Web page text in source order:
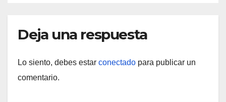
Deja una respuesta
Lo siento, debes estar conectado para publicar un
comentario.